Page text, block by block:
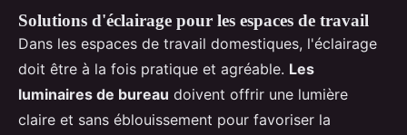
Solutions d'éclairage pour les espaces de travail
Dans les espaces de travail domestiques, l'éclairage
doit être à la fois pratique et agréable. Les
luminaires de bureau doivent offrir une lumière
claire et sans éblouissement pour favoriser la